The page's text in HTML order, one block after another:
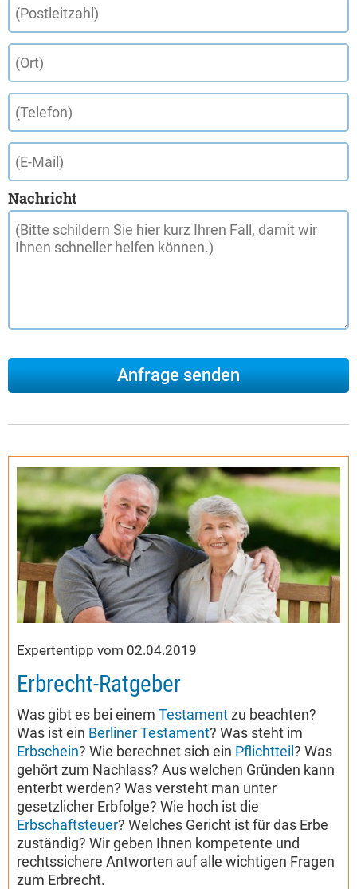
Nachricht
Expertentipp vom 02.04.2019
Erbrecht-Ratgeber
Was gibt es bei einem Testamentzu beachten?
Was ist ein Berliner Testament? Was steht im
Erbschein? Wie berechnet sich ein Pflichtteil ? Was
gehört zum Nachlass? Aus welchen Gründen kann
enterbt werden? Was versteht man unter
gesetzlicher Erbfolge? Wie hoch ist die
Erbschaftsteuer? Welches Gericht ist für das Erbe
zuständig? Wir geben Ihnen kompetente und
rechtssichere Antworten auf alle wichtigen Fragen
zum Erbrecht.